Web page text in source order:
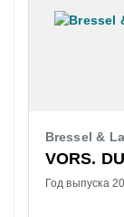
Bressel &
VORS.
Год выпуска